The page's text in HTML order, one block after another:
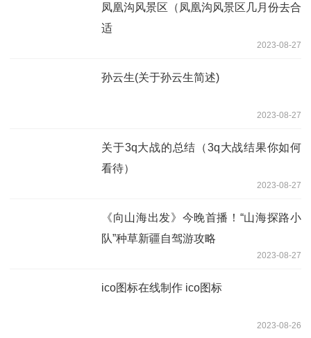
凤凰沟风景区（凤凰沟风景区几月份去合
适
2023-08-27
孙云生(关于孙云生简述)
2023-08-27
关于3q大战的总结（3q大战结果你如何
看待）
2023-08-27
《向山海出发》今晚首播！“山海探路小
队”种草新疆自驾游攻略
2023-08-27
ico图标在线制作 ico图标
2023-08-26